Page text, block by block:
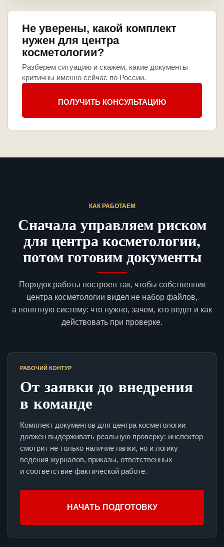
Не уверены, какой комплект
нужен для центра
косметологии?
Разберем ситуацию и скажем, какие документы
критичны именно сейчас по России.
ПОЛУЧИТЬ КОНСУЛЬТАЦИЮ
КАК РАБОТАЕМ
Сначала управляем риском
для центра косметологии,
потом готовим документы
Порядок работы построен так, чтобы собственник
центра косметологии видел не набор файлов,
а понятную систему: что нужно, зачем, кто ведет и как
действовать при проверке.
РАБОЧИЙ КОНТУР
От заявки до внедрения
в команде
Комплект документов для центра косметологии
должен выдерживать реальную проверку: инспектор
смотрит не только наличие папки, но и логику
ведения журналов, приказы, ответственных
и соответствие фактической работе.
НАЧАТЬ ПОДГОТОВКУ